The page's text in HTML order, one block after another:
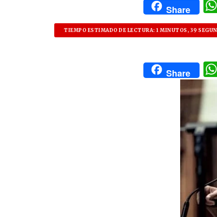
Share
TIEMPO ESTIMADO DE LECTURA: 1 MINUTOS, 39
Share